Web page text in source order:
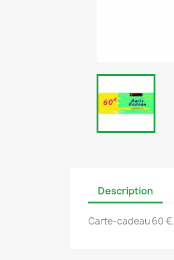
Description
Carte-cadeau 60 €.